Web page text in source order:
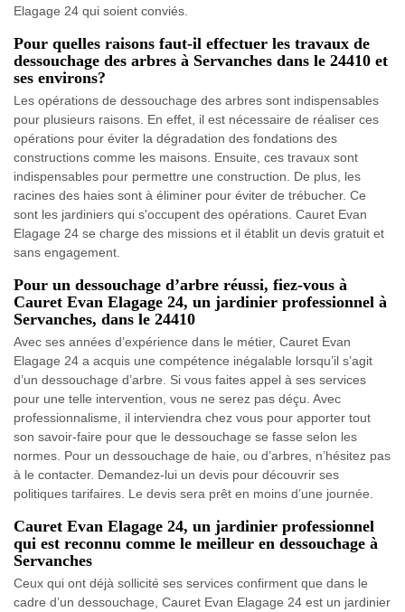
Elagage 24 qui soient conviés.
Pour quelles raisons faut-il effectuer les travaux de
dessouchage des arbres à Servanches dans le 24410 et
ses environs?
Les opérations de dessouchage des arbres sont indispensables
pour plusieurs raisons. En effet, il est nécessaire de réaliser ces
opérations pour éviter la dégradation des fondations des
constructions comme les maisons. Ensuite, ces travaux sont
indispensables pour permettre une construction. De plus, les
racines des haies sont à éliminer pour éviter de trébucher. Ce
sont les jardiniers qui s'occupent des opérations. Cauret Evan
Elagage 24 se charge des missions et il établit un devis gratuit et
sans engagement.
Pour un dessouchage d’arbre réussi, fiez-vous à
Cauret Evan Elagage 24, un jardinier professionnel à
Servanches, dans le 24410
Avec ses années d’expérience dans le métier, Cauret Evan
Elagage 24 a acquis une compétence inégalable lorsqu’il s’agit
d’un dessouchage d’arbre. Si vous faites appel à ses services
pour une telle intervention, vous ne serez pas déçu. Avec
professionnalisme, il interviendra chez vous pour apporter tout
son savoir-faire pour que le dessouchage se fasse selon les
normes. Pour un dessouchage de haie, ou d’arbres, n’hésitez pas
à le contacter. Demandez-lui un devis pour découvrir ses
politiques tarifaires. Le devis sera prêt en moins d’une journée.
Cauret Evan Elagage 24, un jardinier professionnel
qui est reconnu comme le meilleur en dessouchage à
Servanches
Ceux qui ont déjà sollicité ses services confirment que dans le
cadre d’un dessouchage, Cauret Evan Elagage 24 est un jardinier